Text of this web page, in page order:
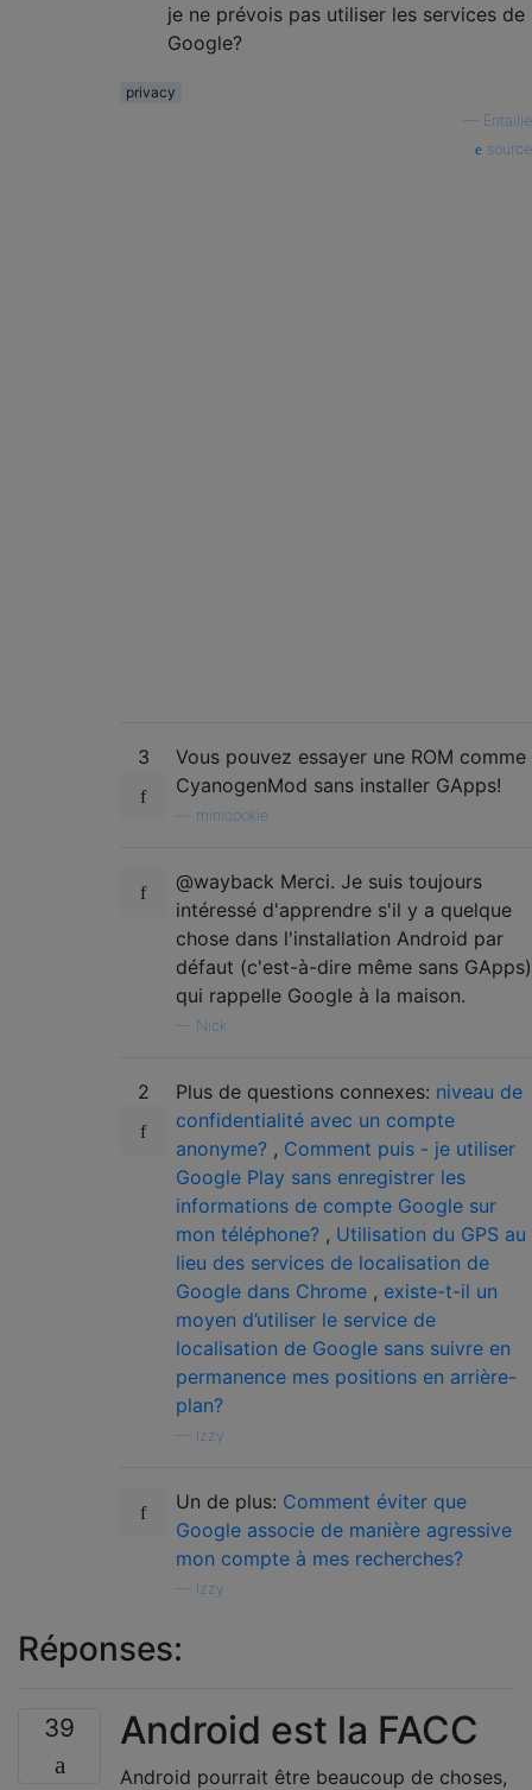
je ne prévois pas utiliser les services de
Google?
privacy
Entaille
source
3
Vous pouvez essayer une ROM comme
CyanogenMod sans installer GApps!
minicookie
@wayback Merci. Je suis toujours
intéressé d'apprendre s'il y a quelque
chose dans l'installation Android par
défaut (c'est-à-dire même sans GApps)
qui rappelle Google à la maison.
Nick
2 Plus de questions connexes: niveau de
confidentialité avec un compte
anonyme? , Comment puis - je utiliser
Google Play sans enregistrer les
informations de compte Google sur
mon téléphone? , Utilisation du GPS au
lieu des services de localisation de
Google dans Chrome , existe-t-il un
moyen d’utiliser le service de
localisation de Google sans suivre en
permanence mes positions en arrière-
plan?
Izzy
Un de plus: Comment éviter que
Google associe de manière agressive
mon compte à mes recherches?
Izzy
Réponses:
39 Android est la FACC
Android pourrait être beaucoup de choses,